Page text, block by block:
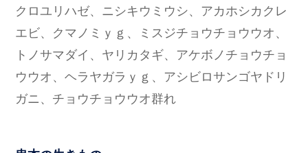
クロユリハゼ、ニシキウミウシ、アカホシカクレ
エビ、クマノミｙｇ、ミスジチョウチョウウオ、
トノサマダイ、ヤリカタギ、アケボノチョウチョ
ウウオ、ヘラヤガラｙｇ、アシビロサンゴヤドリ
ガニ、チョウチョウウオ群れ